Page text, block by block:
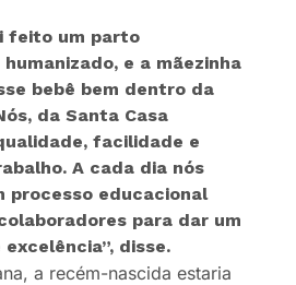
feito um parto
e a mãezinha
bebê bem dentro da
da Santa Casa
facilidade e
A cada dia nós
processo educacional
para dar um
, disse.
a recém-nascida estaria